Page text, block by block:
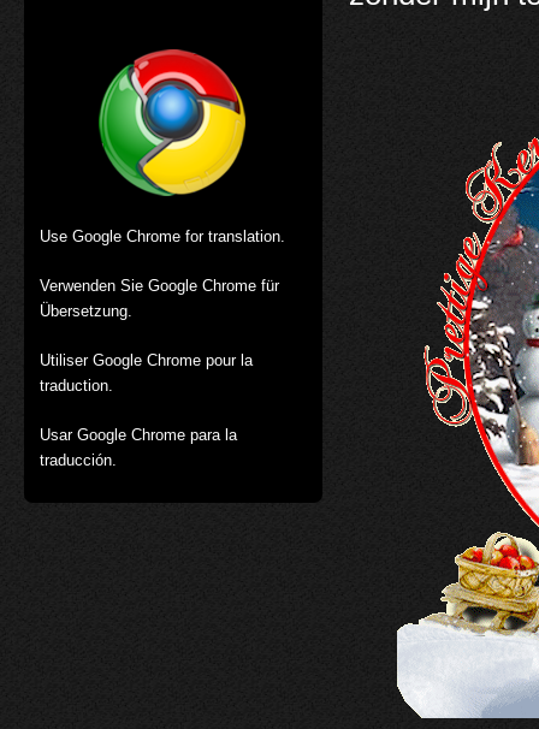
Use Google Chrome for translation.
Verwenden Sie Google Chrome für
Übersetzung.
Utiliser Google Chrome pour la
traduction.
Usar Google Chrome para la
traducción.